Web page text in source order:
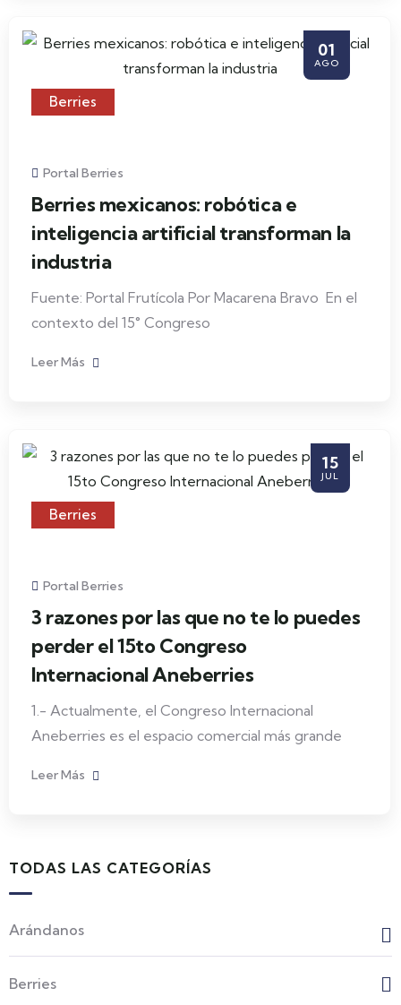
01
AGO
Berries
Portal Berries
Berries mexicanos: robótica e
inteligencia artificial transforman la
industria
Fuente: Portal Frutícola Por Macarena Bravo En el
contexto del 15° Congreso
Leer Más
15
JUL
Berries
Portal Berries
3 razones por las que no te lo puedes
perder el 15to Congreso
Internacional Aneberries
1.- Actualmente, el Congreso Internacional
Aneberries es el espacio comercial más grande
Leer Más
TODAS LAS CATEGORÍAS
Arándanos
Berries